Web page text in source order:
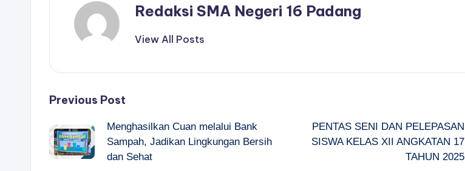
Redaksi SMA Negeri 16 Padang
View All Posts
Post
navigation
Previous Post
Menghasilkan Cuan melalui Bank
Sampah, Jadikan Lingkungan Bersih
dan Sehat
PENTAS SENI DAN PELEPASAN
SISWA KELAS XII ANGKATAN 17
TAHUN 2025